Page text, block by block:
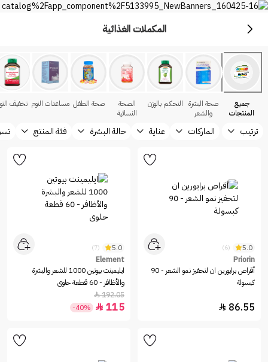
الصحة والتغذية
المكملات الغذائية
جميع
المنتجات
صحة البشرة
والشعر
التحكم بالوزن
الصحة
النسائية
صحة الطفل مساعدات النوم تخفيف
ترتيب الماركات عناية حالة البشرة فئة المنتج
5.0
(6)
Priorin
أقراص برايورين ان لتحفيز نمو الشعر - 90
كبسولة
86.55

5.0
(7)
Element
ايليمينت بيوتين 1000 للشعر والبشرة
والأظافر - 60 قطعة حلوى
192.05

115

-40%